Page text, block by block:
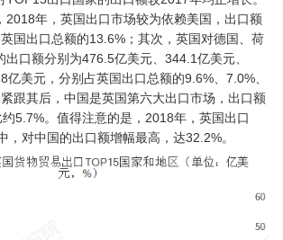
2018年，英国出口市场较为依赖美国，出口额
国出口总额的13.6%；其次，英国对德国、荷
出口额分别为476.5亿美元、344.1亿美元、
美元，分别占英国出口总额的9.6%、7.0%、
跟其后，中国是英国第六大出口市场，出口额
5.7%。值得注意的是，2018年，英国出口
，对中国的出口额增幅最高，达32.2%。